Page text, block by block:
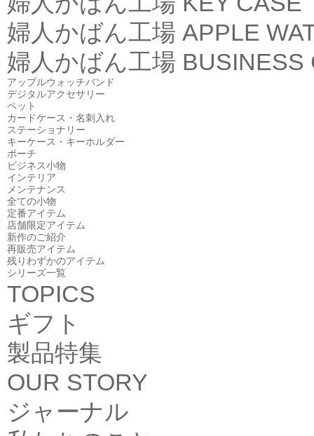
婦人かばん工場 APPLE
婦人かばん工場 BUSINESS
アップルウォッチバンド
デジタルアクセサリー
ペット
カードケース・名刺入れ
ステーショナリー
キーケース・キーホルダー
ポーチ
ビジネス小物
インテリア
メンテナンス
全ての小物
定番アイテム
店舗限定アイテム
新作のご紹介
再販売アイテム
残りわずかのアイテム
シリーズ一覧
TOPICS
ギフト
製品特集
OUR STORY
ジャーナル